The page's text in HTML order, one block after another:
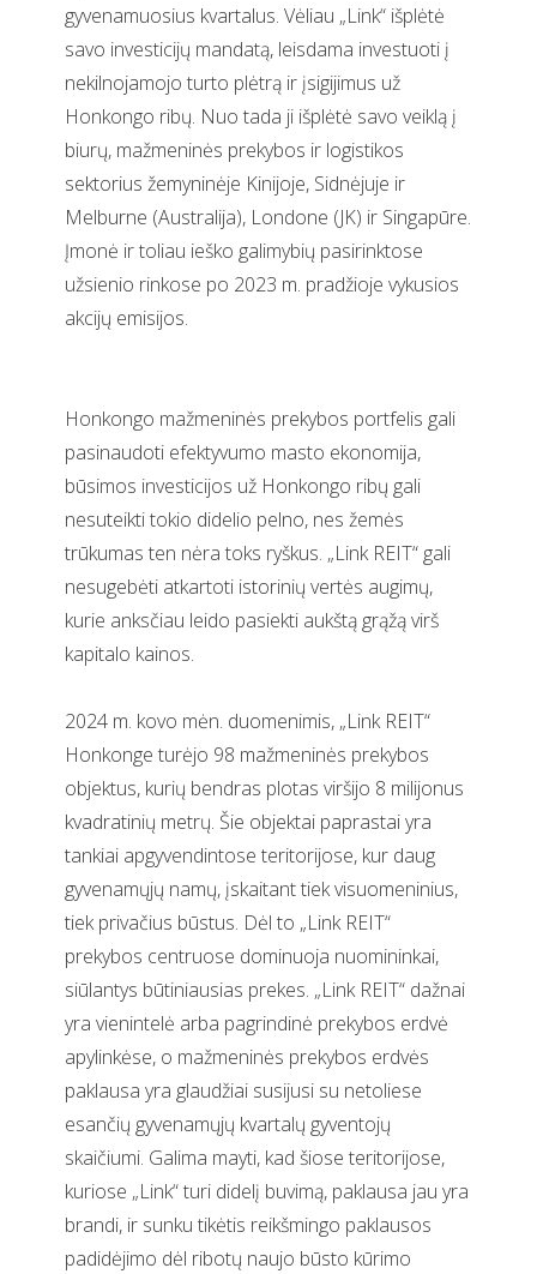
gyvenamuosius kvartalus. Vėliau „Link“ išplėtė
savo investicijų mandatą, leisdama investuoti į
nekilnojamojo turto plėtrą ir įsigijimus už
Honkongo ribų. Nuo tada ji išplėtė savo veiklą į
biurų, mažmeninės prekybos ir logistikos
sektorius žemyninėje Kinijoje, Sidnėjuje ir
Melburne (Australija), Londone (JK) ir Singapūre.
Įmonė ir toliau ieško galimybių pasirinktose
užsienio rinkose po 2023 m. pradžioje vykusios
akcijų emisijos.
Honkongo mažmeninės prekybos portfelis gali
pasinaudoti efektyvumo masto ekonomija,
būsimos investicijos už Honkongo ribų gali
nesuteikti tokio didelio pelno, nes žemės
trūkumas ten nėra toks ryškus. „Link REIT“ gali
nesugebėti atkartoti istorinių vertės augimų,
kurie anksčiau leido pasiekti aukštą grąžą virš
kapitalo kainos.
2024 m. kovo mėn. duomenimis, „Link REIT“
Honkonge turėjo 98 mažmeninės prekybos
objektus, kurių bendras plotas viršijo 8 milijonus
kvadratinių metrų. Šie objektai paprastai yra
tankiai apgyvendintose teritorijose, kur daug
gyvenamųjų namų, įskaitant tiek visuomeninius,
tiek privačius būstus. Dėl to „Link REIT“
prekybos centruose dominuoja nuomininkai,
siūlantys būtiniausias prekes. „Link REIT“ dažnai
yra vienintelė arba pagrindinė prekybos erdvė
apylinkėse, o mažmeninės prekybos erdvės
paklausa yra glaudžiai susijusi su netoliese
esančių gyvenamųjų kvartalų gyventojų
skaičiumi. Galima mayti, kad šiose teritorijose,
kuriose „Link“ turi didelį buvimą, paklausa jau yra
brandi, ir sunku tikėtis reikšmingo paklausos
padidėjimo dėl ribotų naujo būsto kūrimo